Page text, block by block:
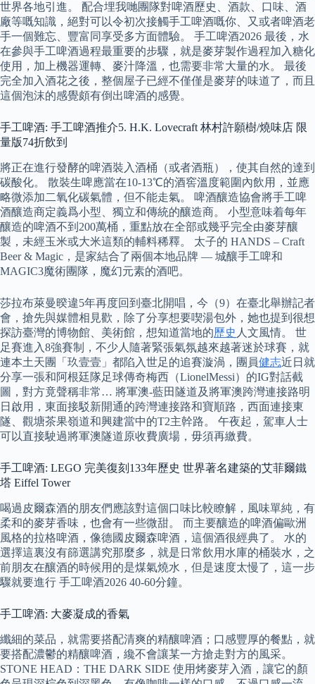
世界各地引進。 配合埋我哋團隊對啤酒歷史、酒款、口味、酒
廠等嘅知識，絕對可以令初次接觸手工啤酒嘅你、又或者啤酒老
手一個難忘、豐富同享受多方面體驗。 手工啤酒2026 最後，水
在參與手工啤酒過程最重要的步驟，就是麥芽製作過程加入糖化
使用，加上機器運轉、麥汁降溫，也需要非常大量的水。 最後
完全加入酒花之後，整個屋子已經不僅僅是麥芽的味道了，而且
這個泡沫的感覺頗有倒出啤酒的感覺。
手工啤酒: 手工啤酒推介5. H.K. Lovecraft 林村許願樹/燒味店 限
量版74折飲到
將正在進行發酵的啤酒裝入酒桶（或者酒瓶），使其自然的達到
碳酸化。 散裝生啤應當在10-13℃的酒窖溫度範圍內飲用，並應
略微添加二氧化碳氣體，但不能走氣。 啤酒釀造協會將手工啤
酒釀造商定義爲小型、獨立和傳統的釀造商。 小型意味着每年
釀造的啤酒不到200萬桶，重點放在全部或幾乎完全由麥芽釀
製，未經玉米或大米這類的輔料稀釋。 太子的 HANDS – Craft
Beer & Magic，是家結合了兩個本地品牌 –– 城釀手工啤和
MAGIC3魔術團隊，魔幻元素的酒吧。
莎拉布萊曼暌違5年再度回到臺北開唱，今（9）在臺北舉辦記者
會，搶先與媒體相見歡，除了分享想要喫湯包外，她也提到很想
探訪臺灣的博物館、美術館，想知道當地的歷史 人文風情。 世
足賽進入8強賽制，不少人隨著緊張氣氛越來越著迷於球賽，就
連本土天團「玖壹壹」都陷入世足的追賽漩渦，團員健志近日就
分享一張和阿根廷隊足球傳奇梅西（LionelMessi）的IG對話截
圖，對方竟聲稱非常… 將軍澳-藍田隧道及將軍澳跨灣連接路明
日啟用，東面接駁新開通的跨灣連接路和寶順路，西面連接東
隧、觀塘茶果嶺道和興建當中的T2主幹路。 午夜起，駕車人士
可以直接駛過將軍澳隧道原收費廣場，毋須再繳費。
手工啤酒: LEGO 完美復刻133年歷史 世界著名建築的艾菲爾鐵
塔 Eiffel Tower
喝過皮爾森酒的朋友們應該對這個口味比較瞭解，風味單純，有
柔和的麥芽香味，也會有一些微甜。 而主要釀造的啤酒偏歐洲
風格的拉格啤酒，像德國皮爾森啤酒，這個酒很經典了。 水的
選擇這裏沒有篩選講究那麼多，就是日常飲用水庫的桶裝水，之
前朋友在釀酒的時候用的是煤氣燒水，但是速度太慢了，這一步
驟就要進行 手工啤酒2026 40-60分鐘。
手工啤酒: 大麥凝成的香氣
纖細的菜品，就需要搭配清爽的精釀啤酒；口感豐厚的餐點，就
要搭配濃鬱的精釀啤酒，纔不會讓某一方搶走對方的風采。
STONE HEAD：THE DARK SIDE 使用烤麥芽入酒，讓它的顏